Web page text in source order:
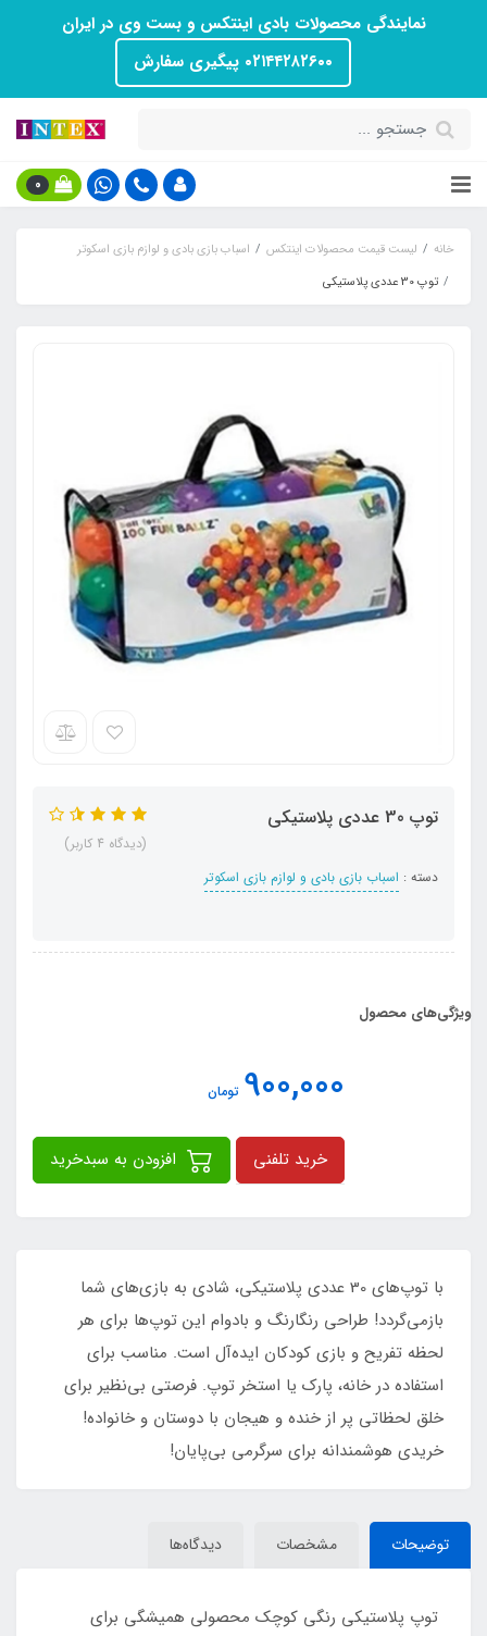
نمایندگی محصولات بادی اینتکس و بست وی در ایران
۰۲۱۴۴۲۸۲۶۰۰ پیگیری سفارش
0
خانه لیست قیمت محصولات اینتکس
اسباب بازی بادی و لوازم بازی اسکوتر
توپ 30 عددی پلاستیکی
توپ 30 عددی پلاستیکی
دسته : اسباب بازی بادی و لوازم بازی اسکوتر
(دیدگاه 4 کاربر)
ویژگی‌های محصول
900,000 تومان
خرید تلفنی
با توپ‌های 30 عددی پلاستیکی، شادی به بازی‌های شما
بازمی‌گردد! طراحی رنگارنگ و بادوام این توپ‌ها برای هر
لحظه تفریح و بازی کودکان ایده‌آل است. مناسب برای
استفاده در خانه، پارک یا استخر توپ. فرصتی بی‌نظیر برای
خلق لحظاتی پر از خنده و هیجان با دوستان و خانواده!
خریدی هوشمندانه برای سرگرمی بی‌پایان!
توضیحات مشخصات دیدگاه‌ها
توپ پلاستیکی رنگی کوچک محصولی همیشگی برای